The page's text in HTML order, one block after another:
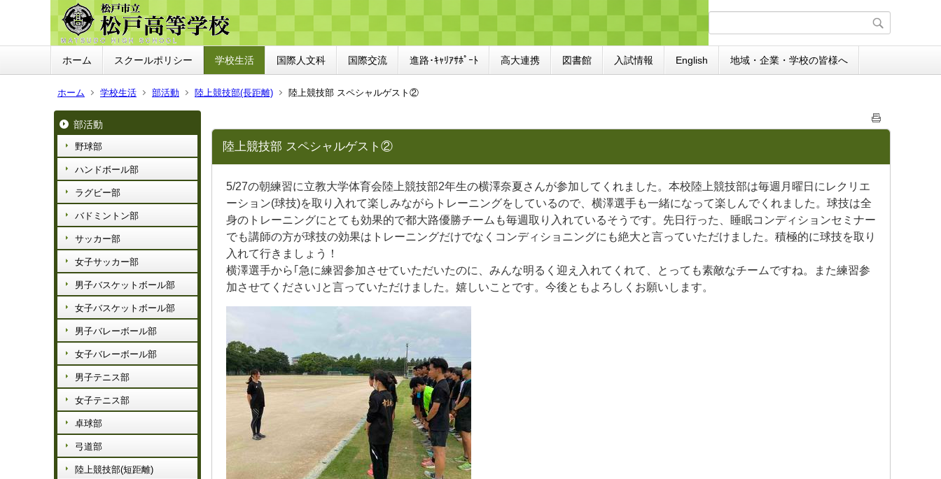
ホーム スクールポリシー 学校生活 国際人文科 国際交流 進路･ｷｬﾘｱｻﾎﾟｰﾄ 高大連携 図書館 入試情報 English 地域・企業・学校の皆様へ
ホーム 学校生活 部活動 陸上競技部(長距離) 陸上競技部 スペシャルゲスト②
部活動
野球部
ハンドボール部
ラグビー部
バドミントン部
サッカー部
女子サッカー部
男子バスケットボール部
女子バスケットボール部
男子バレーボール部
女子バレーボール部
男子テニス部
女子テニス部
卓球部
弓道部
陸上競技部(短距離)
陸上競技部 スペシャルゲスト②
5/27の朝練習に立教大学体育会陸上競技部2年生の横澤奈夏さんが参加してくれました。本校陸上競技部は毎週月曜日にレクリエ
ーション(球技)を取り入れて楽しみながらトレーニングをしているので、横澤選手も一緒になって楽しんでくれました。球技は全
身のトレーニングにとても効果的で都大路優勝チームも毎週取り入れているそうです。先日行った、睡眠コンディションセミナー
でも講師の方が球技の効果はトレーニングだけでなくコンディショニングにも絶大と言っていただけました。積極的に球技を取り
入れて行きましょう！
横澤選手から｢急に練習参加させていただいたのに、みんな明るく迎え入れてくれて、とっても素敵なチームですね。また練習参
加させてください｣と言っていただけました。嬉しいことです。今後ともよろしくお願いします。